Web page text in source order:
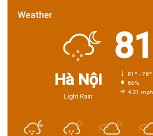
Weather
Hà Nội
Light Rain
81
81º - 78º
86%
4.21 mph